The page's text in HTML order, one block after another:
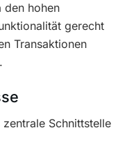
den hohen
gerecht
Transaktionen
Schnittstelle